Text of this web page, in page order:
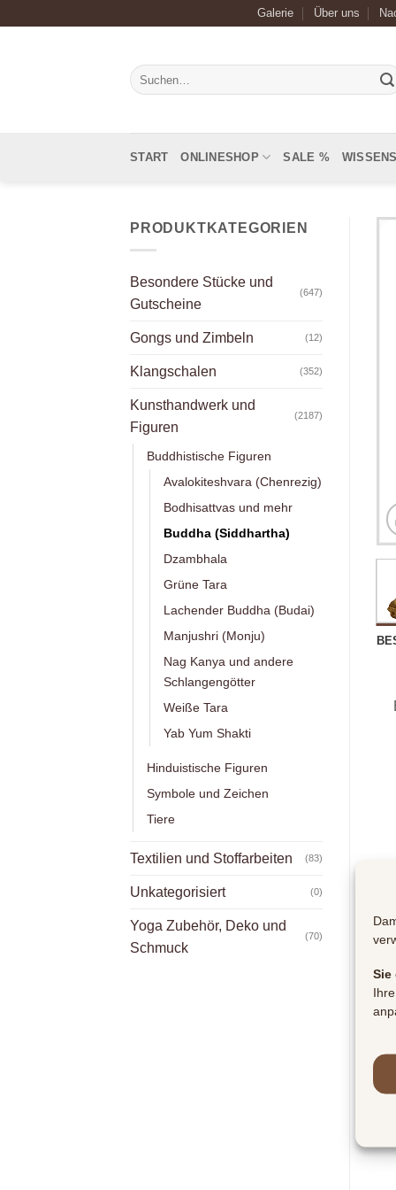
Sie
Galerie Über uns
Suchen
nach:
START ONLINESHOP SALE %
PRODUKTKATEGORIEN
Besondere Stücke und
Gutscheine
(647)
Gongs und Zimbeln (12)
Klangschalen (352)
Kunsthandwerk und
Figuren
(2187)
Buddhistische Figuren
Avalokiteshvara (Chenrezig)
Bodhisattvas und mehr
Buddha (Siddhartha)
Dzambhala
Grüne Tara
Lachender Buddha (Budai)
Manjushri (Monju)
Nag Kanya und andere
Schlangengötter
Weiße Tara
Yab Yum Shakti
Hinduistische Figuren
Symbole und Zeichen
Tiere
Textilien und Stoffarbeiten (83)
Unkategorisiert (0)
Yoga Zubehör, Deko und
Schmuck
(70)